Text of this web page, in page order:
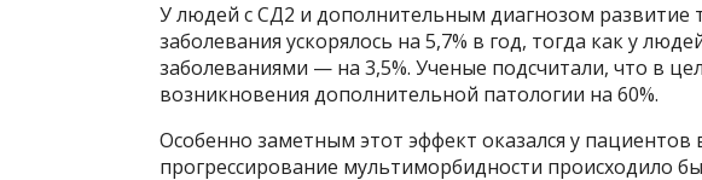
У людей с СД2 и дополнительным диагнозом развитие
заболевания ускорялось на 5,7% в год, тогда как у
заболеваниями — на 3,5%. Ученые подсчитали, что в
возникновения дополнительной патологии на 60%.
Особенно заметным этот эффект оказался у пациентов
прогрессирование мультиморбидности происходило